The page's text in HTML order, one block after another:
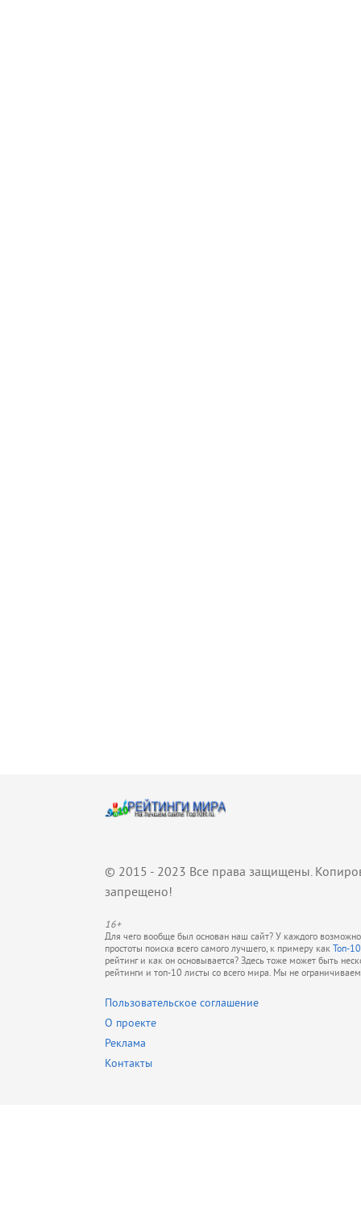
© 2015 - 2023 Все права защищены.
запрещено!
16+
Для чего вообще был основан наш сайт? У каждого
простоты поиска всего самого лучшего, к примеру как Топ-
рейтинг и как он основывается? Здесь тоже может быть
рейтинги и топ-10 листы со всего мира. Мы не
Пользовательское соглашение
О проекте
Реклама
Контакты